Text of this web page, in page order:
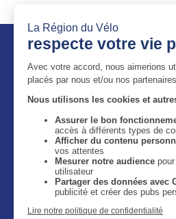
Auvergne-
11 bis quai Perrache -
59 boulevard Léon
Cedex 2